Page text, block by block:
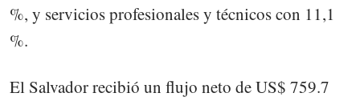
%, y servicios profesionales y técnicos con 11,1
%.
El Salvador recibió un flujo neto de US$ 759.7